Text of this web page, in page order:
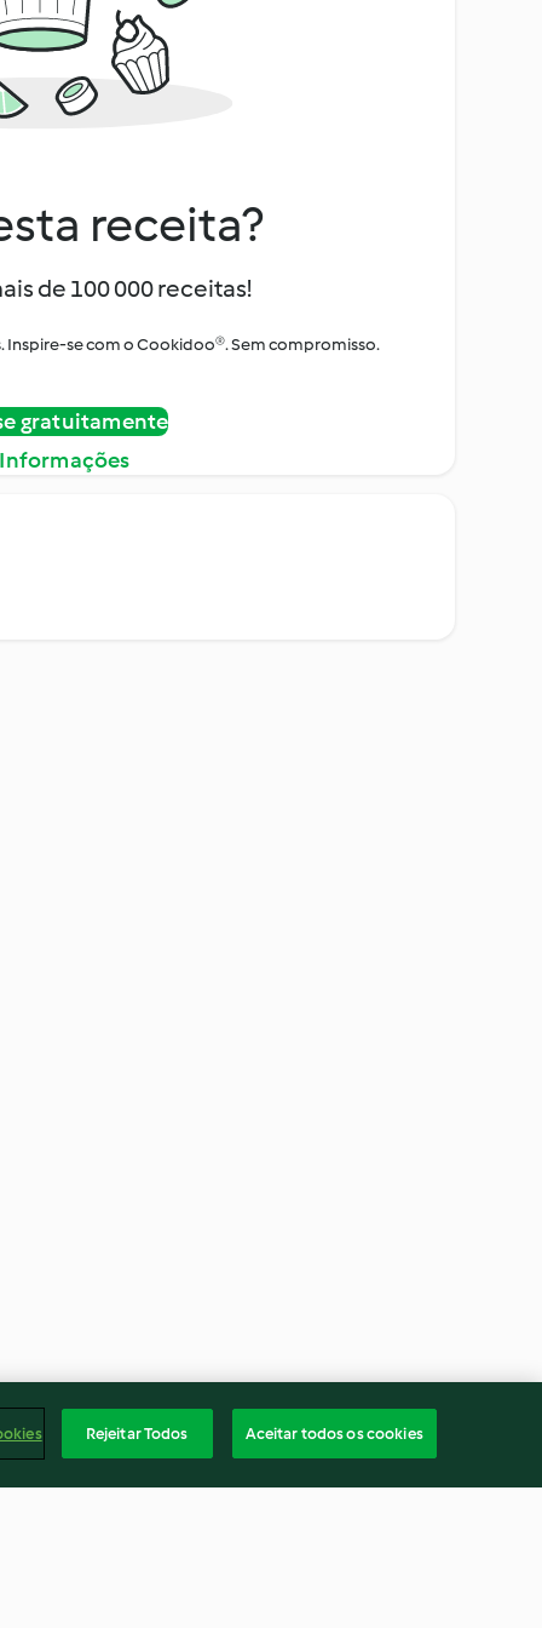
receita?
de 100 000 receitas!
Inspire-se com o Cookidoo®. Sem compromisso.
gratuitamente
Rejeitar Todos Aceitar todos os cookies